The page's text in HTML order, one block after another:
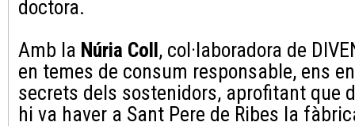
doctora.
Amb la Núria Coll, col·laboradora de
en temes de consum responsable, ens
secrets dels sostenidors, aprofitant que
hi va haver a Sant Pere de Ribes la